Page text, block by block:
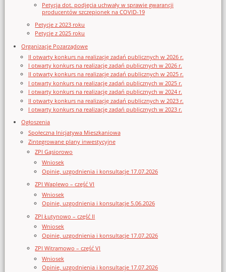
Petycja dot. podjęcia uchwały w sprawie gwarancji
producentów szczepionek na COVID-19
Petycje z 2023 roku
Petycje z 2025 roku
Organizacje Pozarządowe
II otwarty konkurs na realizację zadań publicznych w 2026 r.
I otwarty konkurs na realizację zadań publicznych w 2026 r.
II otwarty konkurs na realizację zadań publicznych w 2025 r.
I otwarty konkurs na realizację zadań publicznych w 2025 r.
I otwarty konkurs na realizację zadań publicznych w 2024 r.
II otwarty konkurs na realizację zadań publicznych w 2023 r.
I otwarty konkurs na realizację zadań publicznych w 2023 r.
Ogłoszenia
Społeczna Inicjatywa Mieszkaniowa
Zintegrowane plany inwestycyjne
ZPI Gąsiorowo
Wniosek
Opinie, uzgodnienia i konsultacje 17.07.2026
ZPI Waplewo – część VI
Wniosek
Opinie, uzgodnienia i konsultacje 5.06.2026
ZPI Łutynowo – część II
Wniosek
Opinie, uzgodnienia i konsultacje 17.07.2026
ZPI Witramowo – część VI
Wniosek
Opinie, uzgodnienia i konsultacje 17.07.2026